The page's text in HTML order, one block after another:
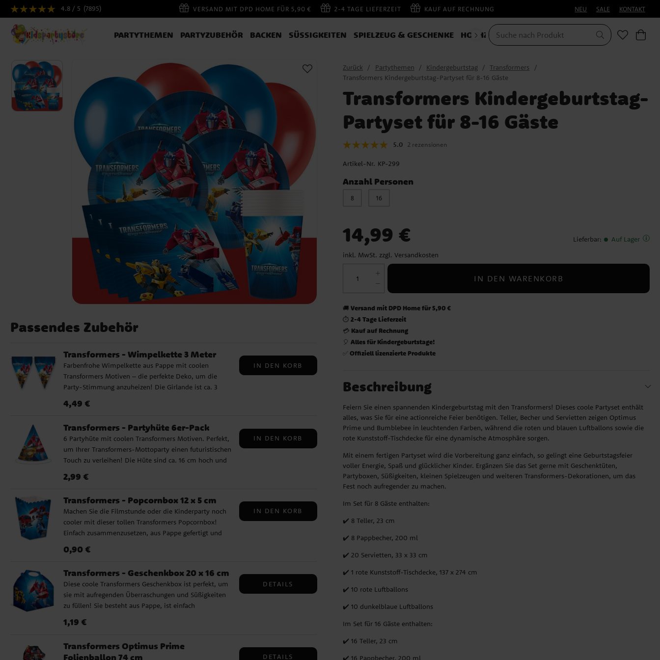
4.8 / 5 (7895) VERSAND MIT DPD HOME FÜR 5,90 € 2-4 TAGE LIEFERZEIT KAUF AUF RECHNUNG NEU SALE KONTAKT
PARTYTHEMEN PARTYZUBEHÖR BACKEN SÜSSIGKEITEN SPIELZEUG & GESCHENKE HOCHZEIT KOSTÜME
Passendes Zubehör
Transformers - Wimpelkette 3 Meter
Farbenfrohe Wimpelkette aus Pappe mit coolen
Transformers Motiven – die perfekte Deko, um die
Party-Stimmung anzuheizen! Die Girlande ist ca. 3
der Höhe.
Preis: 4,49 €
4,49 €
IN DEN KORB
Transformers - Partyhüte 6er-Pack
6 Partyhüte mit coolen Transformers Motiven. Perfekt,
um Ihrer Transformers-Mottoparty einen futuristischen
Touch zu verleihen! Die Hüte sind ca. 16 cm hoch und
Preis: 2,99 €
2,99 €
IN DEN KORB
Transformers - Popcornbox 12 x 5 cm
Machen Sie die Filmstunde oder die Kinderparty noch
cooler mit dieser tollen Transformers Popcornbox!
Einfach zusammenzusetzen, aus Pappe gefertigt und
Roboter-Look. Wird einzeln verkauft.
Preis: 0,90 €
0,90 €
IN DEN KORB
Transformers - Geschenkbox 20 x 16 cm
Diese coole Transformers Geschenkbox ist perfekt, um
sie mit aufregenden Überraschungen und Süßigkeiten
zu füllen! Sie besteht aus Pappe, ist einfach
die Kinderparty auf das nächste Level zu bringen. Die
Preis :1,19 €
1,19 €
DETAILS
Transformers Optimus Prime
Folienballon 74 cm
DETAILS
Zurück Partythemen Kindergeburtstag
Transformers
Transformers Kindergeburtstag-Partyset für 8-16 Gäste
Transformers Kindergeburtstag-
Partyset für 8-16 Gäste
5.0 2 rezensionen
Artikel-Nr. KP-299
Anzahl Personen
8 16
14,99 €
inkl. MwSt. zzgl. Versandkosten
Lieferbar: Auf Lager
IN DEN WARENKORB
🚚Versand mit DPD Home für 5,90 €
⏱️2-4 Tage Lieferzeit
💳 Kauf auf Rechnung
🎈Alles für Kindergeburtstage!
✅Offiziell lizenzierte Produkte
Beschreibung
Feiern Sie einen spannenden Kindergeburtstag mit den Transformers! Dieses coole Partyset enthält
alles, was Sie für eine actionreiche Feier benötigen. Teller, Becher und Servietten zeigen Optimus
Prime und Bumblebee in leuchtenden Farben, während die roten und blauen Luftballons sowie die
rote Kunststoff-Tischdecke für eine dynamische Atmosphäre sorgen.
Mit einem fertigen Partyset wird die Vorbereitung ganz einfach, so gelingt eine Geburtstagsfeier
voller Energie, Spaß und glücklicher Kinder. Ergänzen Sie das Set gerne mit Geschenktüten,
Partyboxen, Süßigkeiten, kleinen Spielzeugen und weiteren Transformers-Dekorationen, um das
Fest noch aufregender zu machen.
Im Set für 8 Gäste enthalten:
✔️ 8 Teller, 23 cm
✔️ 8 Pappbecher, 200 ml
✔️ 20 Servietten, 33 x 33 cm
✔️ 1 rote Kunststoff-Tischdecke, 137 x 274 cm
✔️ 10 rote Luftballons
✔️ 10 dunkelblaue Luftballons
Im Set für 16 Gäste enthalten:
✔️ 16 Teller, 23 cm
✔️ 16 Pappbecher, 200 ml